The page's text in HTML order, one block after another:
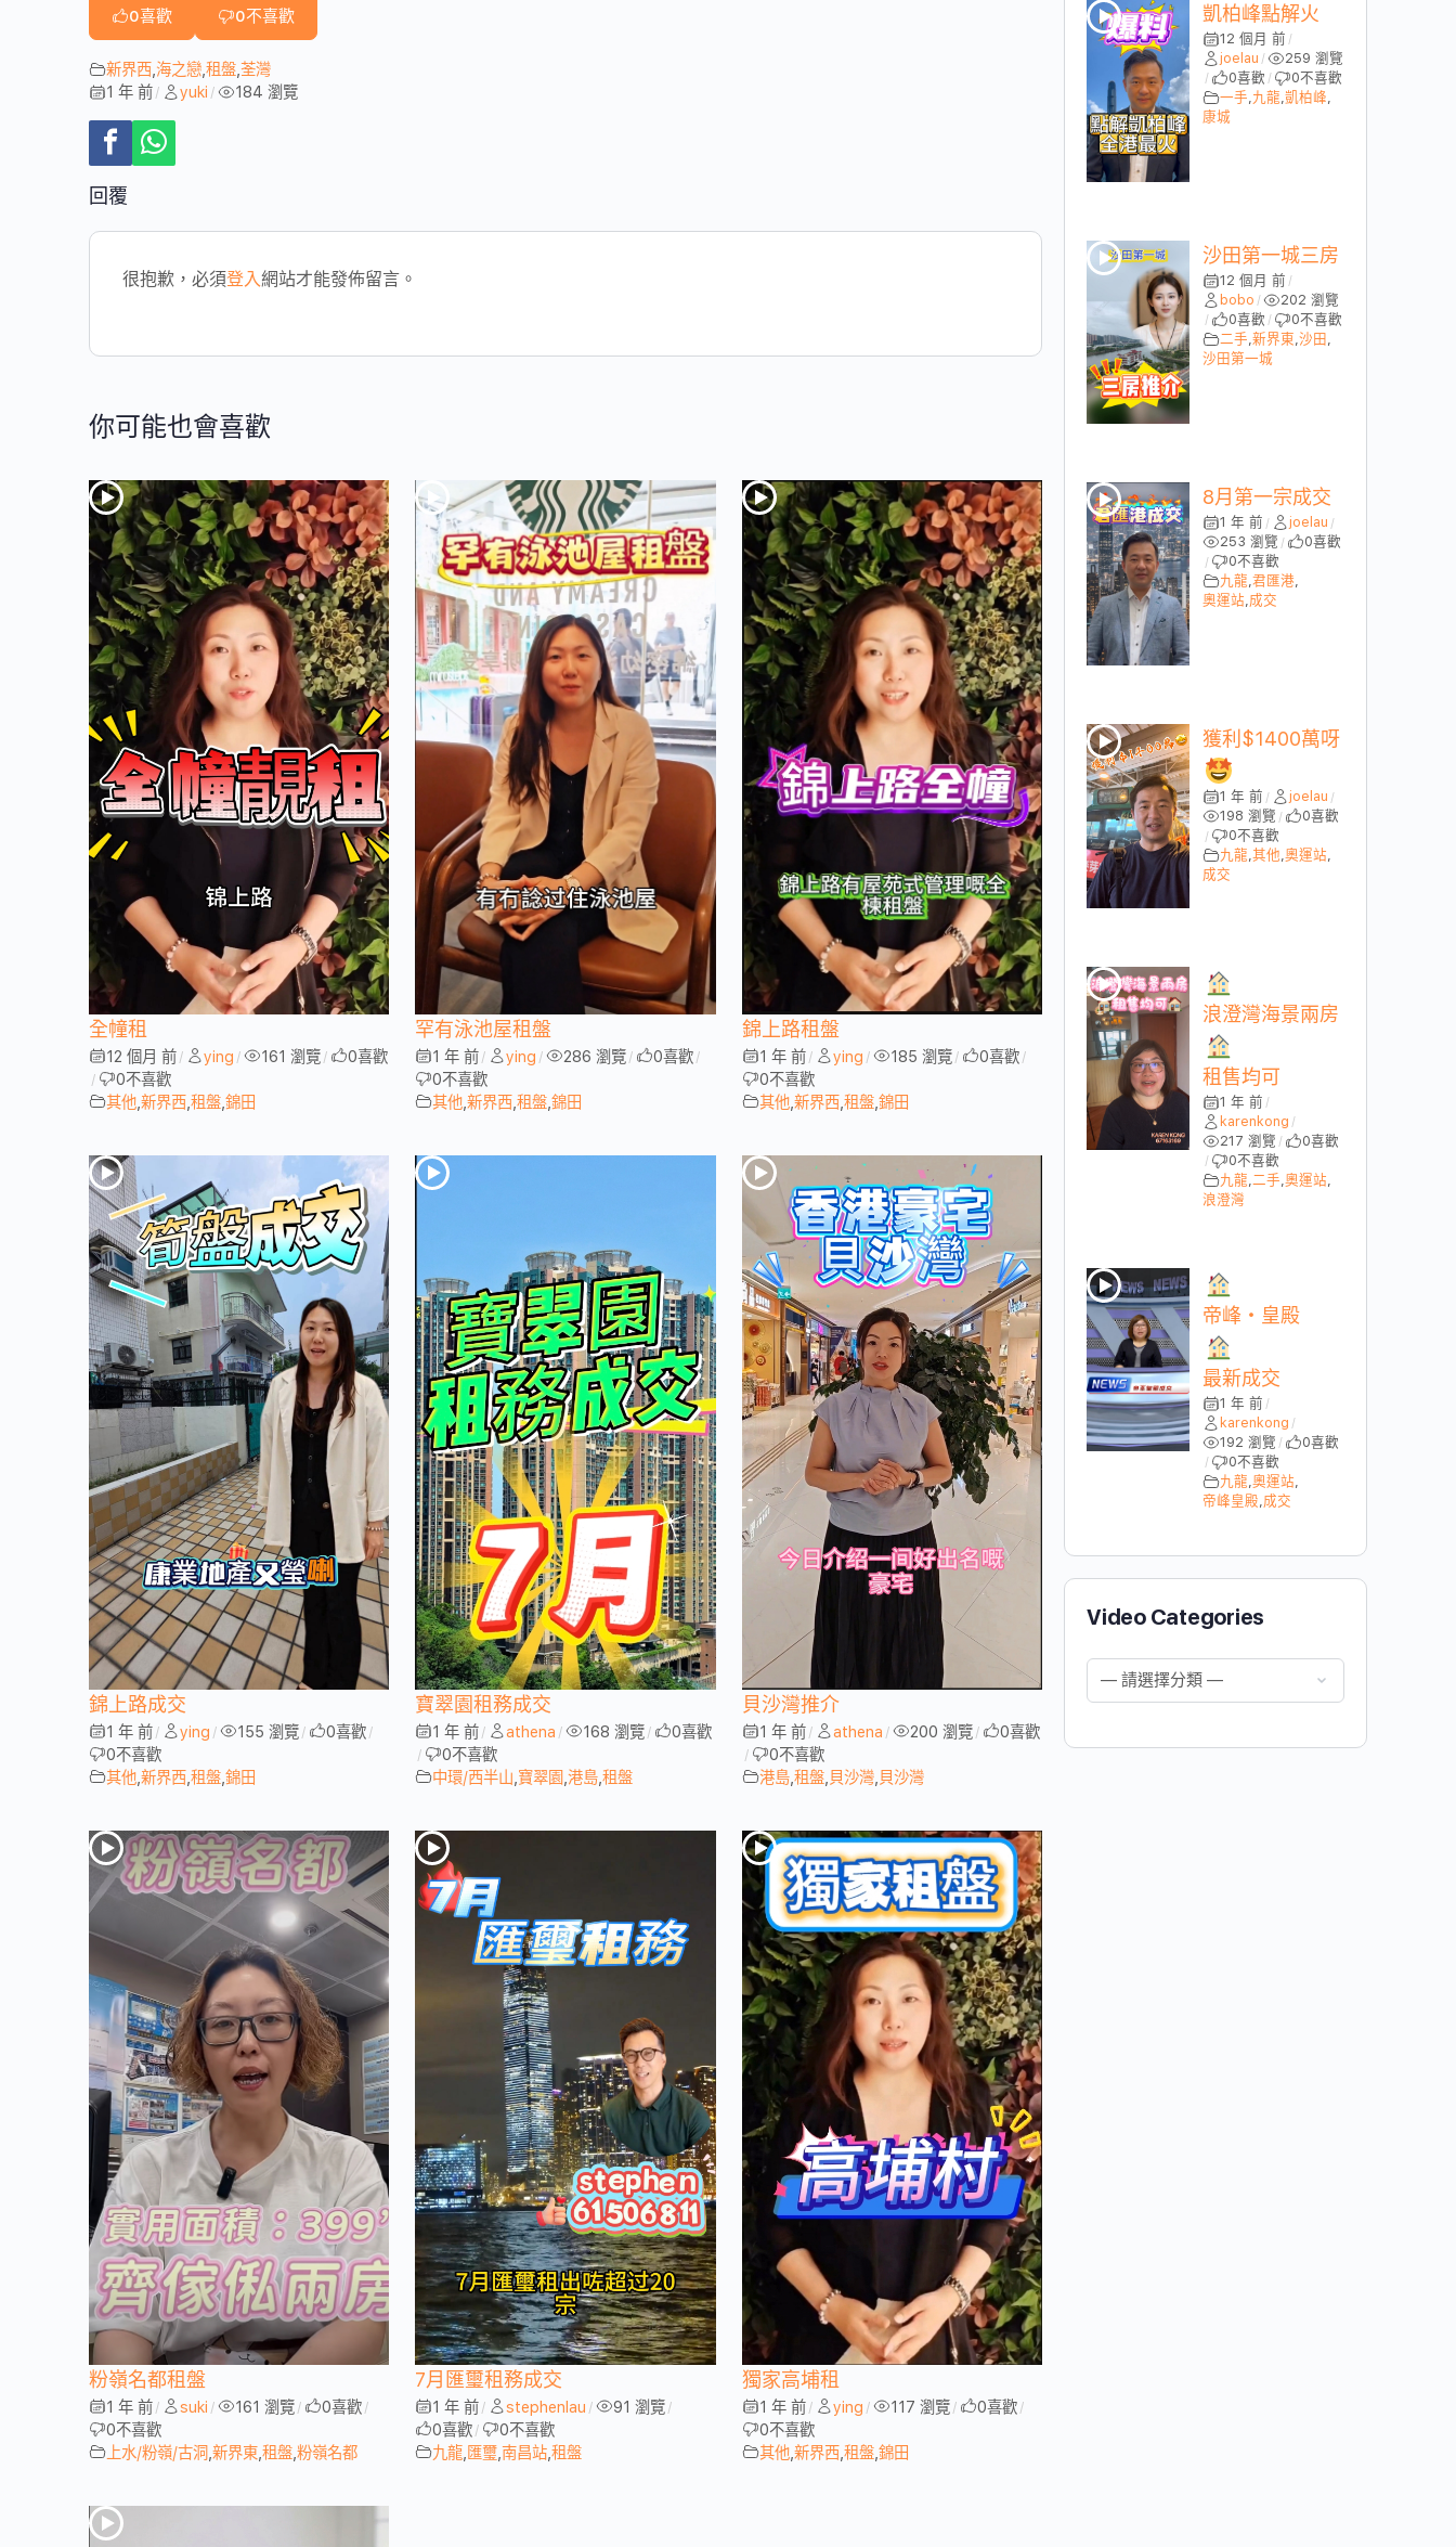
0喜歡 0不喜歡
新界西 海之戀 租盤 荃灣
1 年 前 / yuki / 184 瀏覽
回覆
很抱歉，必須登入網站才能發佈留言。
你可能也會喜歡
全幢租
12 個月 前 / ying / 161 瀏覽 / 0喜歡
/ 0不喜歡
其他 新界西 租盤 錦田
罕有泳池屋租盤
1 年 前 / ying / 286 瀏覽 / 0喜歡 /
0不喜歡
其他 ,新界西 ,租盤 ,錦田
錦上路租盤
1 年 前 / ying / 185 瀏覽 / 0喜歡 /
0不喜歡
其他, 新界西, 租盤, 錦田
錦上路成交
1 年 前 / ying / 155 瀏覽 / 0喜歡 /
0不喜歡
其他 新界西 租盤 錦田
寶翠園租務成交
1 年 前 / athena / 168 瀏覽 / 0喜歡
/ 0不喜歡
中環/西半山 寶翠園 ,港島 ,租盤
貝沙灣推介
1 年 前 / athena / 200 瀏覽 / 0喜歡
/ 0不喜歡
港島, 租盤, 貝沙灣, 貝沙灣
粉嶺名都租盤
1 年 前 / suki / 161 瀏覽 / 0喜歡 /
0不喜歡
上水/粉嶺/古洞 新界東 租盤 粉嶺名都
7月匯璽租務成交
1 年 前 / stephenlau / 91 瀏覽 /
0喜歡 / 0不喜歡
九龍 匯璽 ,南昌站 ,租盤
獨家高埔租
1 年 前 / ying / 117 瀏覽 / 0喜歡 /
0不喜歡
其他, 新界西, 租盤, 錦田
凱柏峰點解火
12 個月 前 /
joelau / 259 瀏覽
/ 0喜歡 / 0不喜歡
一手 九龍 ,凱柏峰
康城
沙田第一城三房
12 個月 前 /
bobo / 202 瀏覽
/ 0喜歡 / 0不喜歡
二手 ,新界東 ,沙田
沙田第一城
8月第一宗成交
1 年 前 / joelau /
253 瀏覽 / 0喜歡
/ 0不喜歡
九龍,君匯港,
奧運站,成交
獲利$1400萬呀
1 年 前 / joelau /
198 瀏覽 / 0喜歡
/ 0不喜歡
九龍,其他,奧運站,
成交
浪澄灣海景兩房
租售均可
1 年 前 /
karenkong /
217 瀏覽 / 0喜歡
/ 0不喜歡
九龍 二手 ,奧運站
浪澄灣
帝峰・皇殿
最新成交
1 年 前 /
karenkong /
192 瀏覽 / 0喜歡
/ 0不喜歡
九龍 ,奧運站
帝峰皇殿 成交
Video Categories